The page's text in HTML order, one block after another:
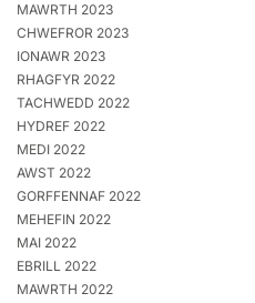
MAWRTH 2023
CHWEFROR 2023
IONAWR 2023
RHAGFYR 2022
TACHWEDD 2022
HYDREF 2022
MEDI 2022
AWST 2022
GORFFENNAF 2022
MEHEFIN 2022
MAI 2022
EBRILL 2022
MAWRTH 2022